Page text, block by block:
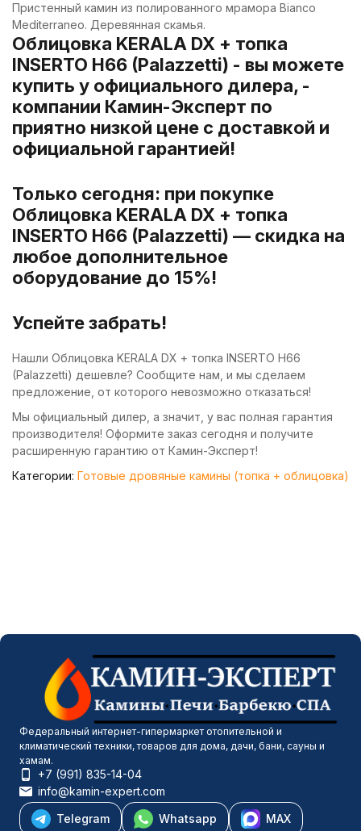
Пристенный камин из полированного мрамора Bianco
Mediterraneo. Деревянная скамья.
Облицовка KERALA DX + топка
INSERTO H66 (Palazzetti) - вы можете
купить у официального дилера, -
компании Камин-Эксперт по
приятно низкой цене с доставкой и
официальной гарантией!
Только сегодня: при покупке
Облицовка KERALA DX + топка
INSERTO H66 (Palazzetti) — скидка на
любое дополнительное
оборудование до 15%!
Успейте забрать!
Нашли Облицовка KERALA DX + топка INSERTO H66
(Palazzetti) дешевле? Сообщите нам, и мы сделаем
предложение, от которого невозможно отказаться!
Мы официальный дилер, а значит, у вас полная гарантия
производителя! Оформите заказ сегодня и получите
расширенную гарантию от Камин-Эксперт!
Категории: Готовые дровяные камины (топка + облицовка)
Федеральный интернет-гипермаркет отопительной и
климатический техники, товаров для дома, дачи, бани, сауны и
хамам.
+7 (991) 835-14-04
info@kamin-expert.com
Telegram
Whatsapp MAX